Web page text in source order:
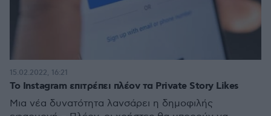
Το Instagram επιτρέπει πλέον τα Private Story Likes
Μια νέα δυνατότητα λανσάρει η δημοφιλής
15.02.2022, 16:21